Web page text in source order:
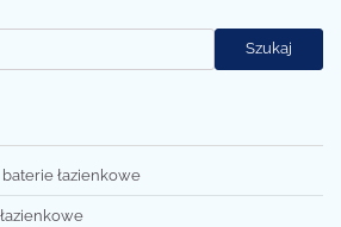
Szukaj
łazienkowe